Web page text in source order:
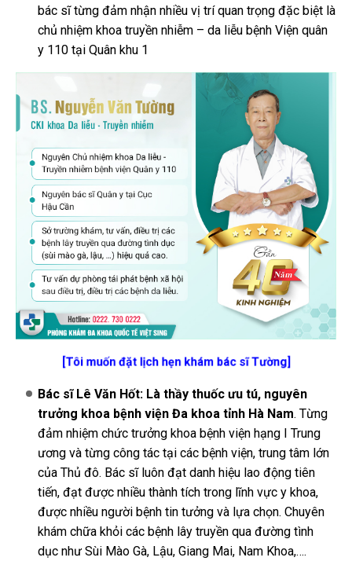
bác sĩ từng đảm nhận nhiều vị trí quan trọng đặc biệt là
chủ nhiệm khoa truyền nhiễm – da liễu bệnh Viện quân
y 110 tại Quân khu 1
[Tôi muốn đặt lịch hẹn khám bác sĩ Tường]
Bác sĩ Lê Văn Hốt: Là thầy thuốc ưu tú, nguyên
trưởng khoa bệnh viện Đa khoa tỉnh Hà Nam. Từng
đảm nhiệm chức trưởng khoa bệnh viện hạng I Trung
ương và từng công tác tại các bệnh viện, trung tâm lớn
của Thủ đô. Bác sĩ luôn đạt danh hiệu lao động tiên
tiến, đạt được nhiều thành tích trong lĩnh vực y khoa,
được nhiều người bệnh tin tưởng và lựa chọn. Chuyên
khám chữa khỏi các bệnh lây truyền qua đường tình
dục như Sùi Mào Gà, Lậu, Giang Mai, Nam Khoa,….